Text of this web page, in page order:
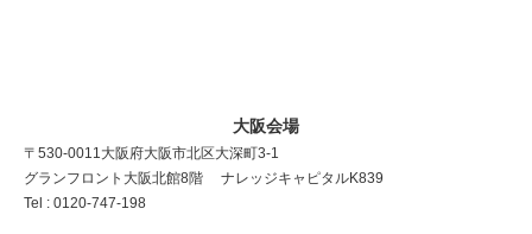
大阪会場
〒530-0011 大阪府大阪市北区大深町3-1
グランフロント大阪北館8階 ナレッジキャピタルK839
Tel : 0120-747-198